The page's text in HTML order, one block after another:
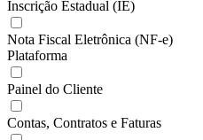
Inscrição Estadual (IE)
Nota Fiscal Eletrônica (NF-e)
Plataforma
Painel do Cliente
Contas, Contratos e Faturas